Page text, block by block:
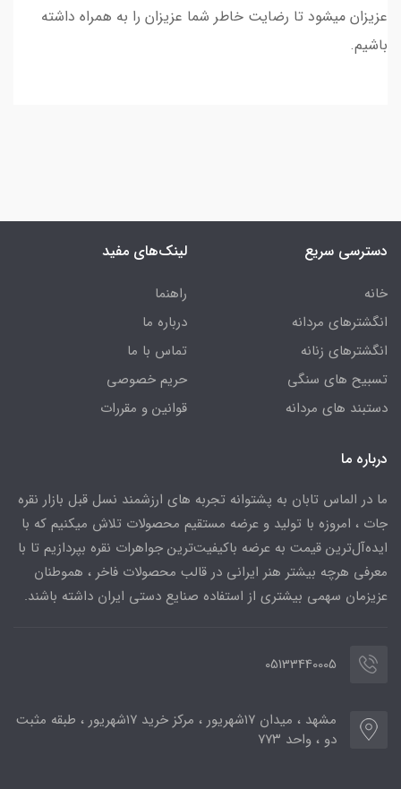
عزیزان میشود تا رضایت خاطر شما عزیزان را به همراه داشته
باشیم.
دسترسی سریع
خانه
انگشترهای مردانه
انگشترهای زنانه
تسبیح های سنگی
دستبند های مردانه
لینک‌های مفید
راهنما
درباره ما
تماس با ما
حریم خصوصی
قوانین و مقررات
درباره ما
ما در الماس تابان به پشتوانه تجربه های ارزشمند نسل قبل بازار نقره
جات ، امروزه با تولید و عرضه مستقیم محصولات تلاش میکنیم که با
ایده‌آل‌ترین قیمت به عرضه باکیفیت‌ترین جواهرات نقره بپردازیم تا با
معرفی هرچه بیشتر هنر ایرانی در قالب محصولات فاخر ، هموطنان
عزیزمان سهمی بیشتری از استفاده صنایع دستی ایران داشته باشند.
05133440005
مشهد ، میدان ۱۷شهریور ، مرکز خرید ۱۷شهریور ، طبقه مثبت
دو ، واحد ۷۷۳